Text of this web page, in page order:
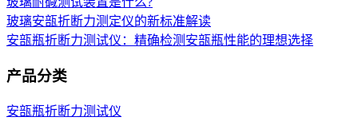
玻璃安瓿折断力测定仪的新标准解读
安瓿瓶折断力测试仪：精确检测安瓿瓶性能的理想选择
产品分类
安瓿瓶折断力测试仪